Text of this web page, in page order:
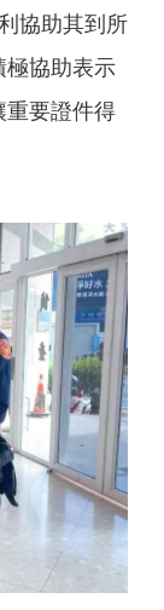
協助其到所
極協助表示
重要證件得